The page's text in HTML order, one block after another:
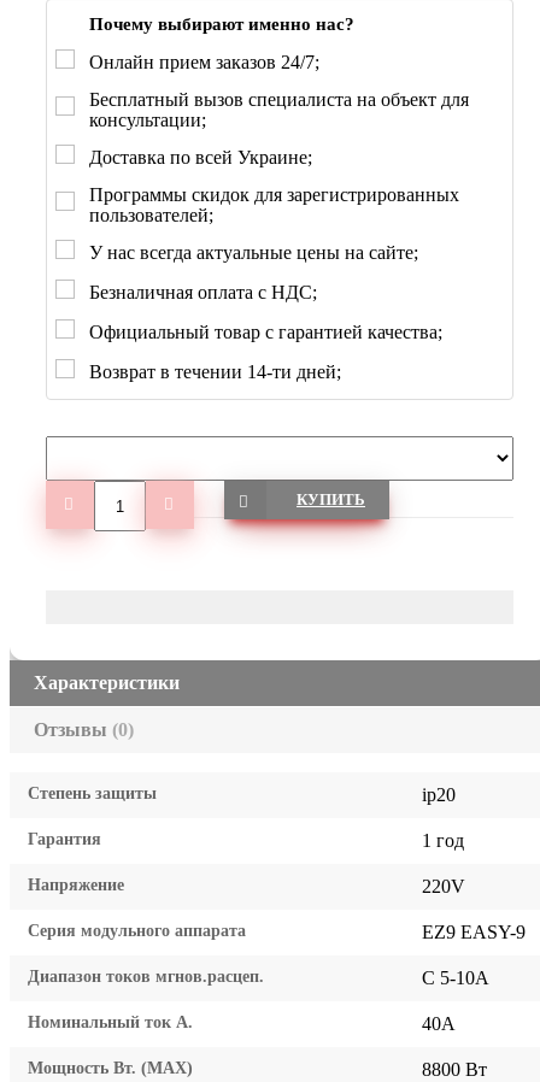
Почему выбирают именно нас?
Онлайн прием заказов 24/7;
Бесплатный вызов специалиста на объект для
консультации;
Доставка по всей Украине;
Программы скидок для зарегистрированных
пользователей;
У нас всегда актуальные цены на сайте;
Безналичная оплата с НДС;
Официальный товар с гарантией качества;
Возврат в течении 14-ти дней;
КУПИТЬ
Характеристики
Отзывы (0)
Степень защиты ip20
Гарантия 1 год
Напряжение 220V
Серия модульного аппарата EZ9 EASY-9
Диапазон токов мгнов.расцеп. С 5-10А
Номинальный ток А. 40A
Мощность Вт. (МАХ) 8800 Вт